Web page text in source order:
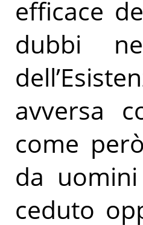
efficace
dubbi
avversa
come
da
ceduto